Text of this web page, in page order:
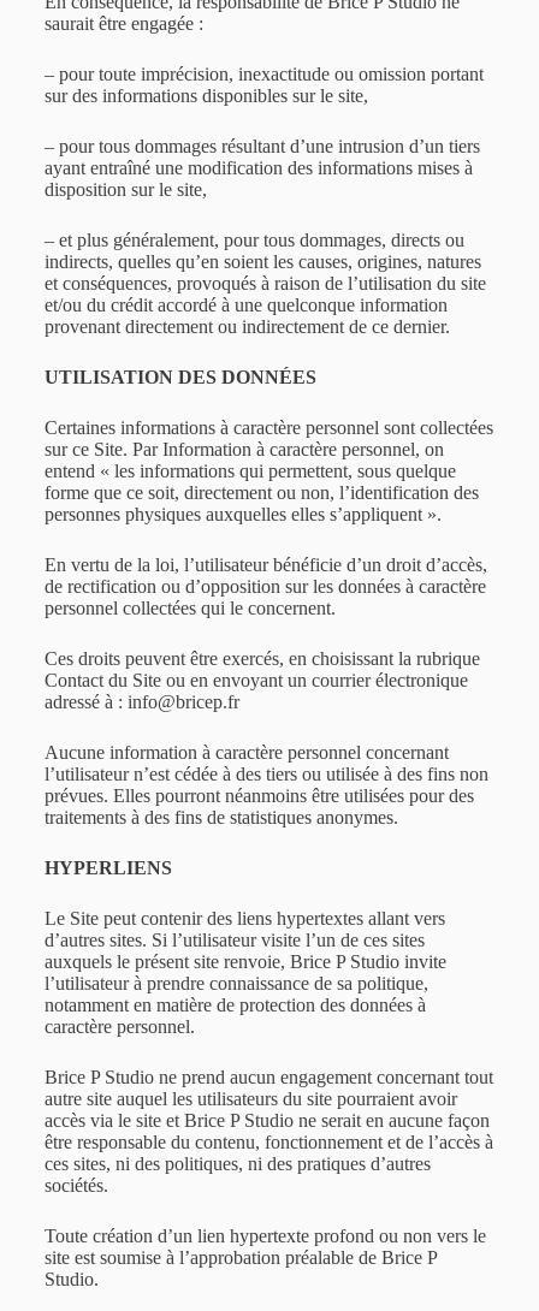
saurait être engagée :
– pour toute imprécision, inexactitude ou omission portant
sur des informations disponibles sur le site,
– pour tous dommages résultant d’une intrusion d’un tiers
ayant entraîné une modification des informations mises à
disposition sur le site,
– et plus généralement, pour tous dommages, directs ou
indirects, quelles qu’en soient les causes, origines, natures
et conséquences, provoqués à raison de l’utilisation du site
et/ou du crédit accordé à une quelconque information
provenant directement ou indirectement de ce dernier.
UTILISATION DES DONNÉES
Certaines informations à caractère personnel sont collectées
sur ce Site. Par Information à caractère personnel, on
entend « les informations qui permettent, sous quelque
forme que ce soit, directement ou non, l’identification des
personnes physiques auxquelles elles s’appliquent ».
En vertu de la loi, l’utilisateur bénéficie d’un droit d’accès,
de rectification ou d’opposition sur les données à caractère
personnel collectées qui le concernent.
Ces droits peuvent être exercés, en choisissant la rubrique
Contact du Site ou en envoyant un courrier électronique
adressé à : info@bricep.fr
Aucune information à caractère personnel concernant
l’utilisateur n’est cédée à des tiers ou utilisée à des fins non
prévues. Elles pourront néanmoins être utilisées pour des
traitements à des fins de statistiques anonymes.
HYPERLIENS
Le Site peut contenir des liens hypertextes allant vers
d’autres sites. Si l’utilisateur visite l’un de ces sites
auxquels le présent site renvoie, Brice P Studio invite
l’utilisateur à prendre connaissance de sa politique,
notamment en matière de protection des données à
caractère personnel.
Brice P Studio ne prend aucun engagement concernant tout
autre site auquel les utilisateurs du site pourraient avoir
accès via le site et Brice P Studio ne serait en aucune façon
être responsable du contenu, fonctionnement et de l’accès à
ces sites, ni des politiques, ni des pratiques d’autres
sociétés.
Toute création d’un lien hypertexte profond ou non vers le
site est soumise à l’approbation préalable de Brice P
Studio.